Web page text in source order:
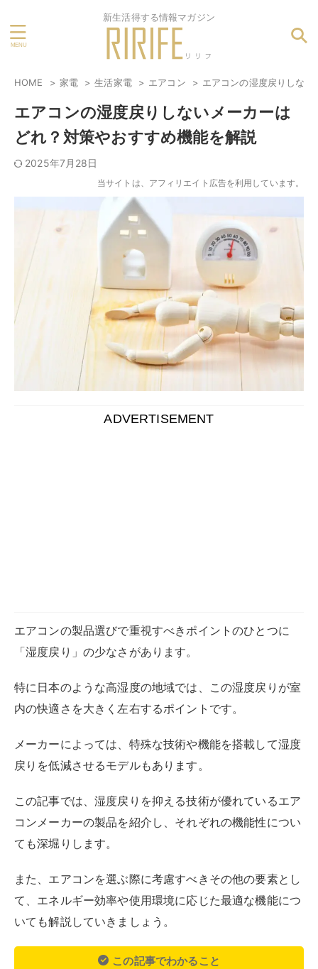
新生活得する情報マガジン
HOME 家電 生活家電 エアコン エアコンの湿度戻りしな
エアコンの湿度戻りしないメーカーは
どれ？対策やおすすめ機能を解説
2025年7月28日
当サイトは、アフィリエイト広告を利用しています。
エアコンの製品選びで重視すべきポイントのひとつに
ても深堀りします。
て、エネルギー効率や使用環境に応じた最適な機能につ
いても解説していきましょう。
この記事でわかること
室内温度が設定温度に達した際に、排出される
べき水分が室内に戻ってくることがあり、これ
を「湿度戻り」という
症のリスクが高まったり、カビの発生原因にな
ったりする
湿度戻りを避けるためには、冷房の設定温度を